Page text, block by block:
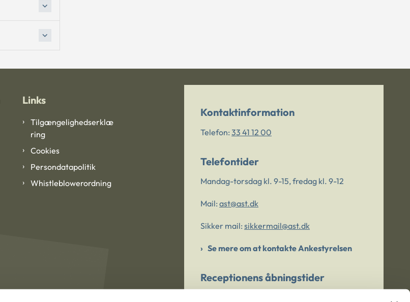
Links
Tilgængelighedserklæ
ring
Cookies
Persondatapolitik
Whistleblowerordning
Kontaktinformation
Telefon: 33 41 12 00
Telefontider
Mandag-torsdag kl. 9-15, fredag kl. 9-12
Mail: ast@ast.dk
Sikker mail: sikkermail@ast.dk
Se mere om at kontakte Ankestyrelsen
Receptionens åbningstider